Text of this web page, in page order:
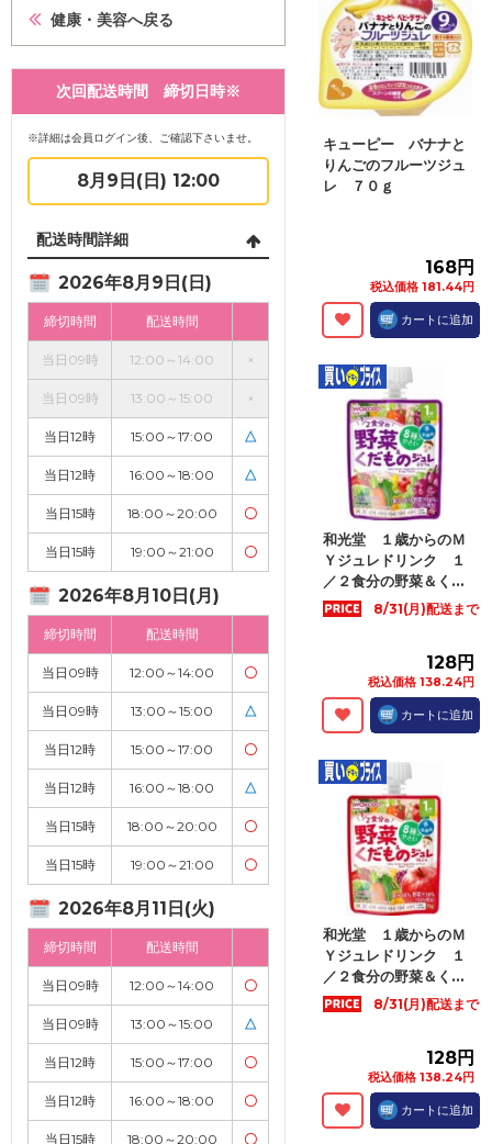
健康・美容へ戻る
次回配送時間 締切日時※
※詳細は会員ログイン後、ご確認下さいませ。
8月9日(日) 12:00
配送時間詳細
2026年8月9日(日)
締切時間 配送時間
当日09時 12:00～14:00 ×
当日09時 13:00～15:00 ×
当日12時 15:00～17:00 △
当日12時 16:00～18:00 △
当日15時 18:00～20:00 〇
当日15時 19:00～21:00 〇
2026年8月10日(月)
締切時間 配送時間
当日09時 12:00～14:00 〇
当日09時 13:00～15:00 △
当日12時 15:00～17:00 〇
当日12時 16:00～18:00 △
当日15時 18:00～20:00 〇
当日15時 19:00～21:00 〇
2026年8月11日(火)
締切時間 配送時間
当日09時 12:00～14:00 〇
当日09時 13:00～15:00 △
当日12時 15:00～17:00 〇
当日12時 16:00～18:00 〇
当日15時 18:00～20:00 〇
キューピー バナナと
りんごのフルーツジュ
レ ７０ｇ
168円
税込価格 181.44円
カートに追加
和光堂 １歳からのＭ
Ｙジュレドリンク １
／２食分の野菜＆く...
8/31(月)配送まで
128円
税込価格 138.24円
カートに追加
和光堂 １歳からのＭ
Ｙジュレドリンク １
／２食分の野菜＆く...
8/31(月)配送まで
128円
税込価格 138.24円
カートに追加